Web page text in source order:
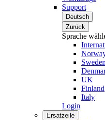
Support
Deutsch
Zurück
Sprache
Sweden
UK
Finland
Italy
Login
Ersatzeile